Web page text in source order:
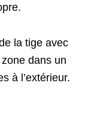
la tige avec
dans un
à l’extérieur.